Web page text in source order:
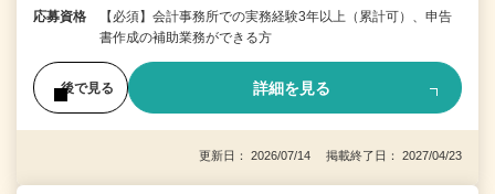
応募資格
【必須】会計事務所での実務経験3年以上（累計可）、申告
書作成の補助業務ができる方
後で見る 詳細を見る
更新日： 2026/07/14 掲載終了日： 2027/04/23